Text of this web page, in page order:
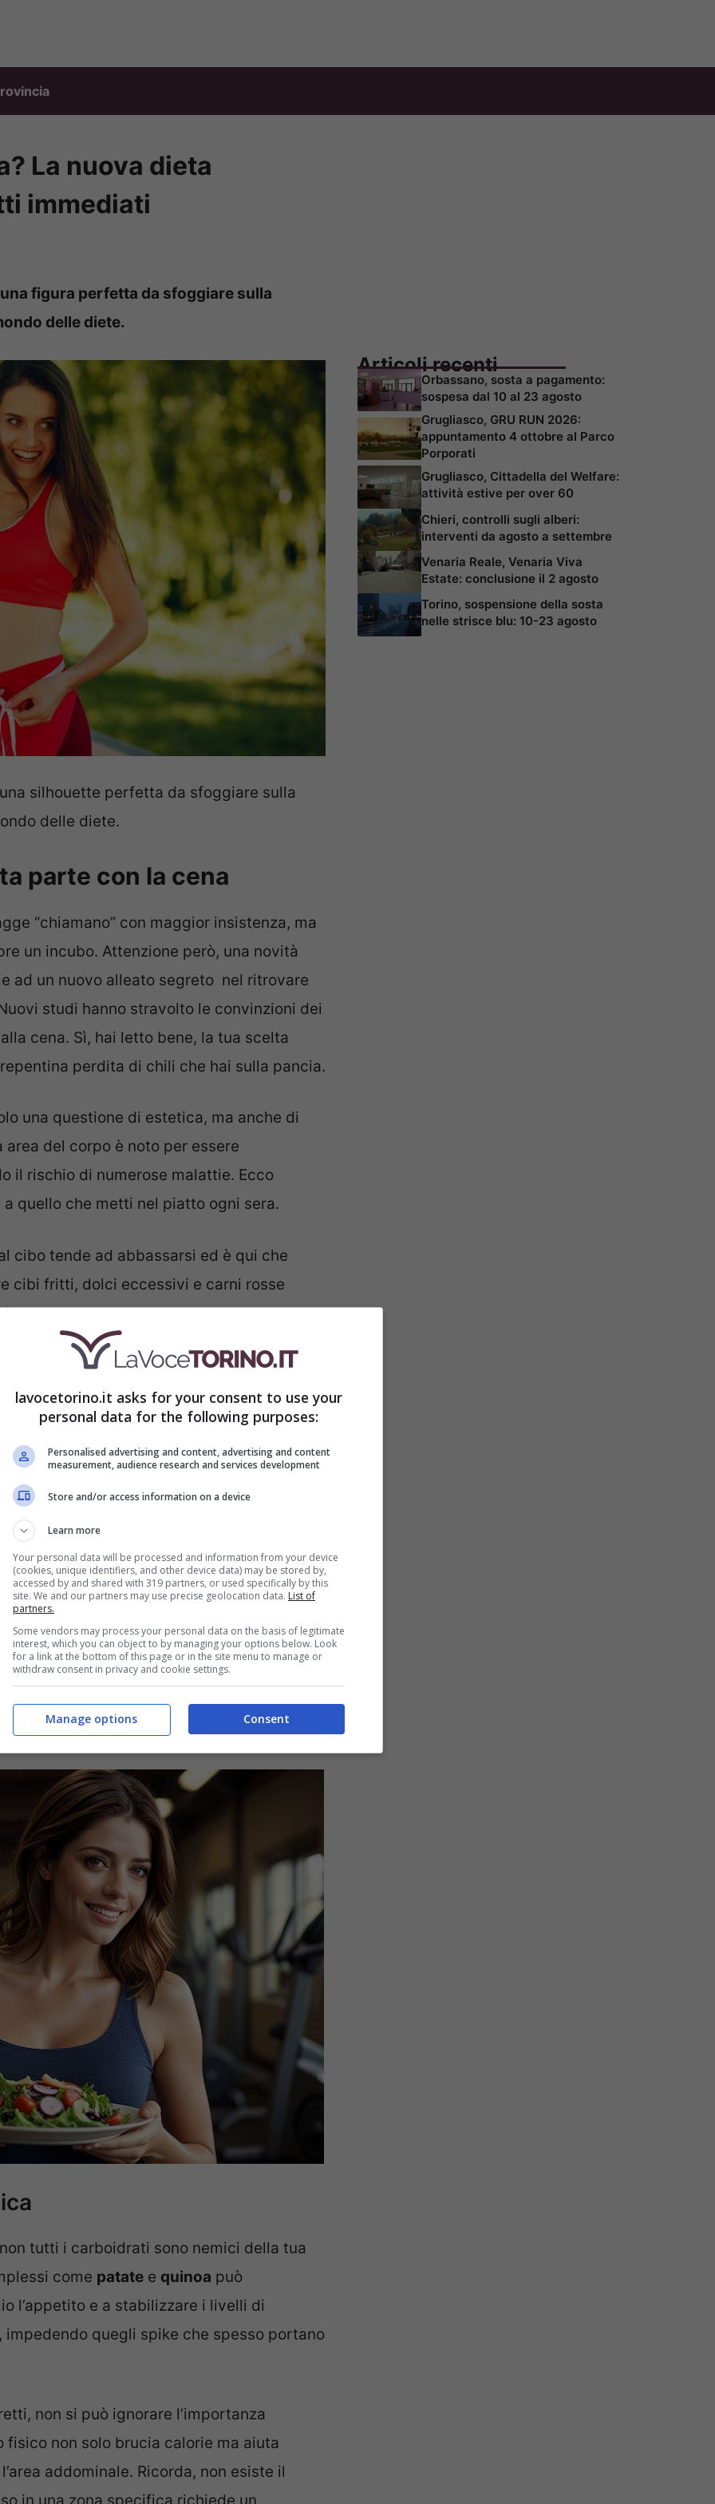
La nuova dieta
immediati
figura perfetta da sfoggiare sulla
delle diete.
silhouette perfetta da sfoggiare sulla
delle diete.
parte con la cena
“chiamano” con maggior insistenza, ma
un incubo. Attenzione però, una novità
ad un nuovo alleato segreto nel ritrovare
studi hanno stravolto le convinzioni dei
cena. Sì, hai letto bene, la tua scelta
perdita di chili che hai sulla pancia.
una questione di estetica, ma anche di
del corpo è noto per essere
il rischio di numerose malattie. Ecco
quello che metti nel piatto ogni sera.
cibo tende ad abbassarsi ed è qui che
cibi fritti, dolci eccessivi e carni rosse
per superare l’ambita prova costume.
calorico ma possono anche
nel sangue, portando a significativi
, come pollo o tacchino, ed ilpesce, noti
livelli di proteine, sono scelte non solo
alimenti infatti non solo ti sazieranno ma ti
muscolare magra mentre perdi peso. E
– un grasso salutare che, se usato con
e lattuga, infine, sono altre compagne
addominale. Ricche di fibre e povere
in movimento e a ridurre la fame,
poco salutari.
tutti i carboidrati sono nemici della tua
come patate e quinoa può
l’appetito e a stabilizzare i livelli di
quegli spike che spesso portano
non si può ignorare l’importanza
fisico non solo brucia calorie ma aiuta
addominale. Ricorda, non esiste il
Articoli recenti
Orbassano, sosta a pagamento:
sospesa dal 10 al 23 agosto
Grugliasco, GRU RUN 2026:
appuntamento 4 ottobre al Parco
Porporati
Grugliasco, Cittadella del Welfare:
attività estive per over 60
Chieri, controlli sugli alberi:
interventi da agosto a settembre
Venaria Reale, Venaria Viva
Estate: conclusione il 2 agosto
Torino, sospensione della sosta
nelle strisce blu: 10-23 agosto
lavocetorino.it asks for your consent to use your
personal data for the following purposes:
Personalised advertising and content, advertising and content
measurement, audience research and services development
Store and/or access information on a device
Learn more
Your personal data will be processed and information from your device
(cookies, unique identifiers, and other device data) may be stored by,
accessed by and shared with 319 partners, or used specifically by this
site. We and our partners may use precise geolocation data. List of
partners.
Some vendors may process your personal data on the basis of legitimate
interest, which you can object to by managing your options below. Look
for a link at the bottom of this page or in the site menu to manage or
withdraw consent in privacy and cookie settings.
Consent
Manage options